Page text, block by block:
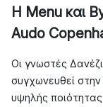
Η Menu και
Audo
Οι γνωστές
συγχωνευθεί
υψηλής ποιότητας